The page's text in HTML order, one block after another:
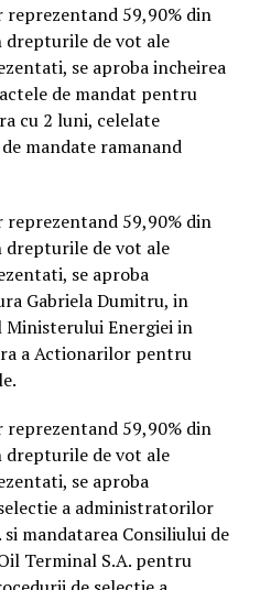
59,90% din
drepturile de vot ale
se aproba incheirea
de mandat pentru
cu 2 luni, celelate
mandate ramanand
59,90% din
drepturile de vot ale
se aproba
Gabriela Dumitru, in
Energiei in
a Actionarilor pentru
59,90% din
drepturile de vot ale
se aproba
a administratorilor
mandatarea Consiliului de
Terminal S.A. pentru